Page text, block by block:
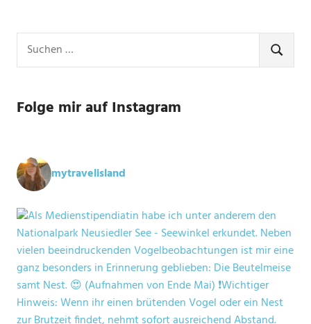
nach:
SUCHEN
Folge mir auf Instagram
mytravelisland